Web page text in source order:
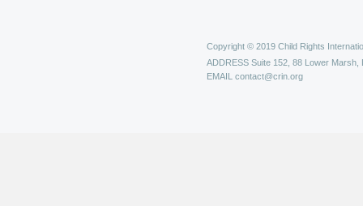
Copyright © 2019 Child Rights
ADDRESS Suite 152, 88 Lower Marsh,
EMAIL contact@crin.org